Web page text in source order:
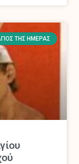
ΤΗΣ ΗΜΈΡΑΣ